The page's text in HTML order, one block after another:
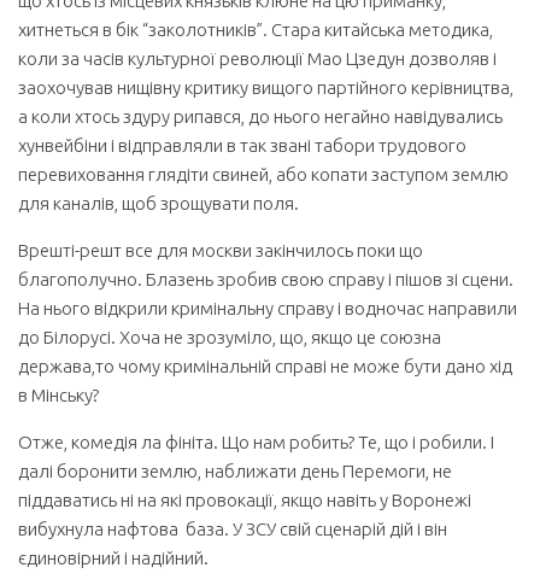
хитнеться в бік “заколотників”. Стара китайська методика,
коли за часів культурної революції Мао Цзедун дозволяв і
заохочував нищівну критику вищого партійного керівництва,
а коли хтось здуру рипався, до нього негайно навідувались
хунвейбіни і відправляли в так звані табори трудового
перевиховання глядіти свиней, або копати заступом землю
для каналів, щоб зрощувати поля.
Врешті-решт все для москви закінчилось поки що
благополучно. Блазень зробив свою справу і пішов зі сцени.
На нього відкрили кримінальну справу і водночас направили
до Білорусі. Хоча не зрозуміло, що, якщо це союзна
держава,то чому кримінальній справі не може бути дано хід
в Мінську?
Отже, комедія ла фініта. Що нам робить? Те, що і робили. І
далі боронити землю, наближати день Перемоги, не
піддаватись ні на які провокації, якщо навіть у Воронежі
вибухнула нафтова база. У ЗСУ свій сценарій дій і він
єдиновірний і надійний.